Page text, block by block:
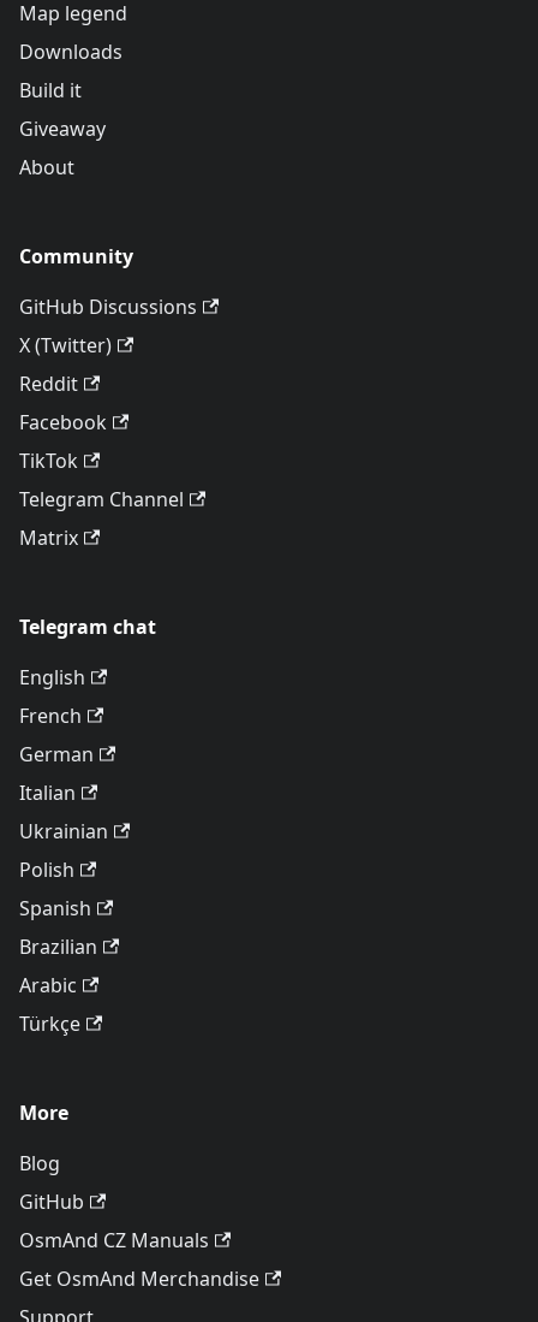
Map legend
Downloads
Build it
Giveaway
About
Community
GitHub Discussions
X (Twitter)
Reddit
Facebook
TikTok
Telegram Channel
Matrix
Telegram chat
English
French
German
Italian
Ukrainian
Polish
Spanish
Brazilian
Arabic
Türkçe
More
Blog
GitHub
OsmAnd CZ Manuals
Get OsmAnd Merchandise